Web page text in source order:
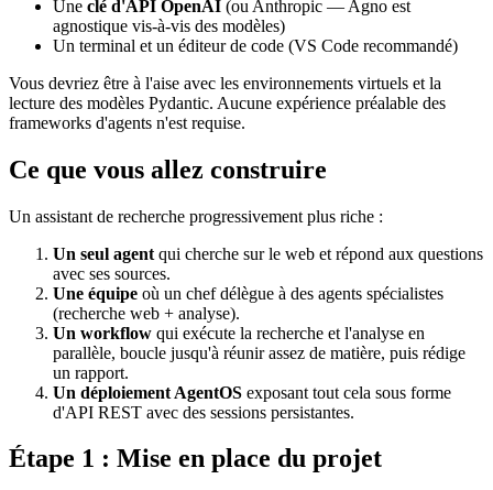
Une clé d'API OpenAI (ou Anthropic — Agno est
agnostique vis-à-vis des modèles)
Un terminal et un éditeur de code (VS Code recommandé)
Vous devriez être à l'aise avec les environnements virtuels et la
lecture des modèles Pydantic. Aucune expérience préalable des
frameworks d'agents n'est requise.
Ce que vous allez construire
Un assistant de recherche progressivement plus riche :
Un seul agent qui cherche sur le web et répond aux questions
avec ses sources.
Une équipe où un chef délègue à des agents spécialistes
(recherche web + analyse).
Un workflow qui exécute la recherche et l'analyse en
parallèle, boucle jusqu'à réunir assez de matière, puis rédige
un rapport.
Un déploiement AgentOS exposant tout cela sous forme
d'API REST avec des sessions persistantes.
Étape 1 : Mise en place du projet